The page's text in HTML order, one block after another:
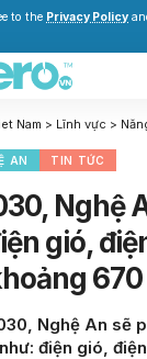
to the Privacy Policy
Nam > Lĩnh vực >
AN TIN TỨC
Nghệ
gió,
Nghệ An sẽ
điện gió,